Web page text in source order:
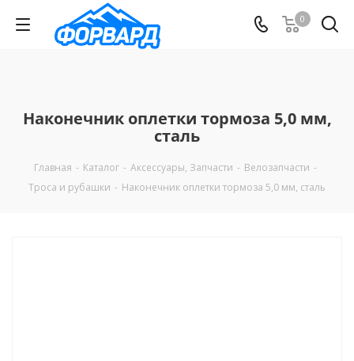
0
Наконечник оплетки тормоза 5,0 мм,
сталь
Главная - Каталог - Аксессуары, Запчасти - Велозапчасти -
Троса и рубашки - Наконечник оплетки тормоза 5,0 мм, сталь